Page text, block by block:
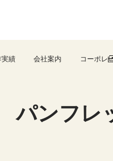
実績 会社案内 コーポレ
パンフレ